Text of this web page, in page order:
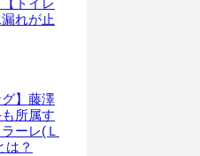
トイレ
れが止
グ】藤澤
所属す
ーレ(Ｌ
は？